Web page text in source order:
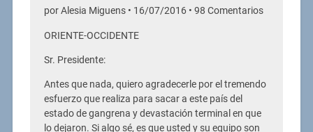
por Alesia Miguens • 16/07/2016 • 98 Comentarios
ORIENTE-OCCIDENTE
Sr. Presidente:
Antes que nada, quiero agradecerle por el tremendo
esfuerzo que realiza para sacar a este país del
estado de gangrena y devastación terminal en que
lo dejaron. Si algo sé, es que usted y su equipo son